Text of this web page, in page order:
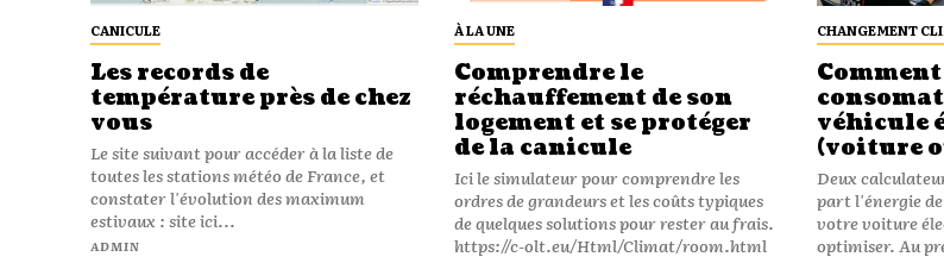
CANICULE
Les records de
température près de chez
vous
Le site suivant pour accéder à la liste de
toutes les stations météo de France, et
constater l'évolution des maximum
estivaux : site ici...
ADMIN
À LA UNE
Comprendre le
réchauffement de son
logement et se protéger
de la canicule
Ici le simulateur pour comprendre les
ordres de grandeurs et les coûts typiques
de quelques solutions pour rester au frais.
https://c-olt.eu/Html/Climat/room.html
CHANGEMENT
véhicule
(voiture
Deux
part l'énergie
votre voiture
optimiser. Au